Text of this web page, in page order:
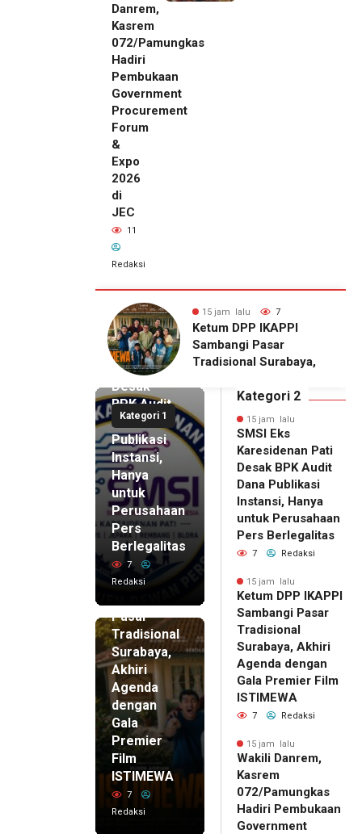
Danrem,
Kasrem
072/Pamungkas
Hadiri
Pembukaan
Government
Procurement
Forum
&
Expo
2026
di
JEC
11
Redaksi
15 jam lalu 11
Wakili Danrem, Kasrem
072/Pamungkas Hadiri
Pembukaan Government
Expo 2026 di JEC
Kategori 1
15 jam lalu
SMSI Eks
Karesidenan
Pati
Desak
BPK Audit
Dana
Publikasi
Instansi,
Hanya
untuk
Perusahaan
Pers
Berlegalitas
7
Redaksi
15 jam lalu
Ketum
DPP
IKAPPI
Pasar
Tradisional
Surabaya,
Akhiri
Agenda
dengan
Gala
Premier
Film
ISTIMEWA
7
Redaksi
Kategori 2
15 jam lalu
SMSI Eks
Karesidenan Pati
Desak BPK Audit
Dana Publikasi
Instansi, Hanya
untuk Perusahaan
Pers Berlegalitas
7 Redaksi
15 jam lalu
Ketum DPP IKAPPI
Sambangi Pasar
Tradisional
Surabaya, Akhiri
Agenda dengan
Gala Premier Film
ISTIMEWA
7 Redaksi
15 jam lalu
Wakili Danrem,
Kasrem
072/Pamungkas
Hadiri Pembukaan
Government